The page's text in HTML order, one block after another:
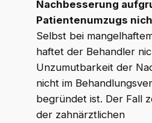
Nachbesserung
Patientenumzugs
Selbst bei
haftet der Behandler
Unzumutbarkeit der
nicht im
begründet ist. Der Fall
der zahnärztlichen